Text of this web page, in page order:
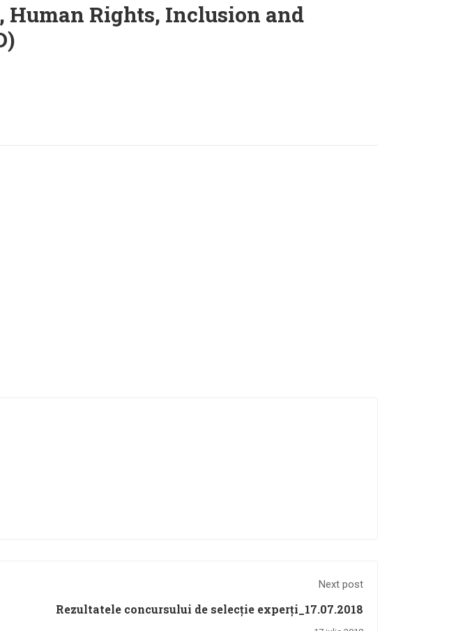
Human Rights, Inclusion and
Next post
Rezultatele concursului de selecție experți_17.07.2018